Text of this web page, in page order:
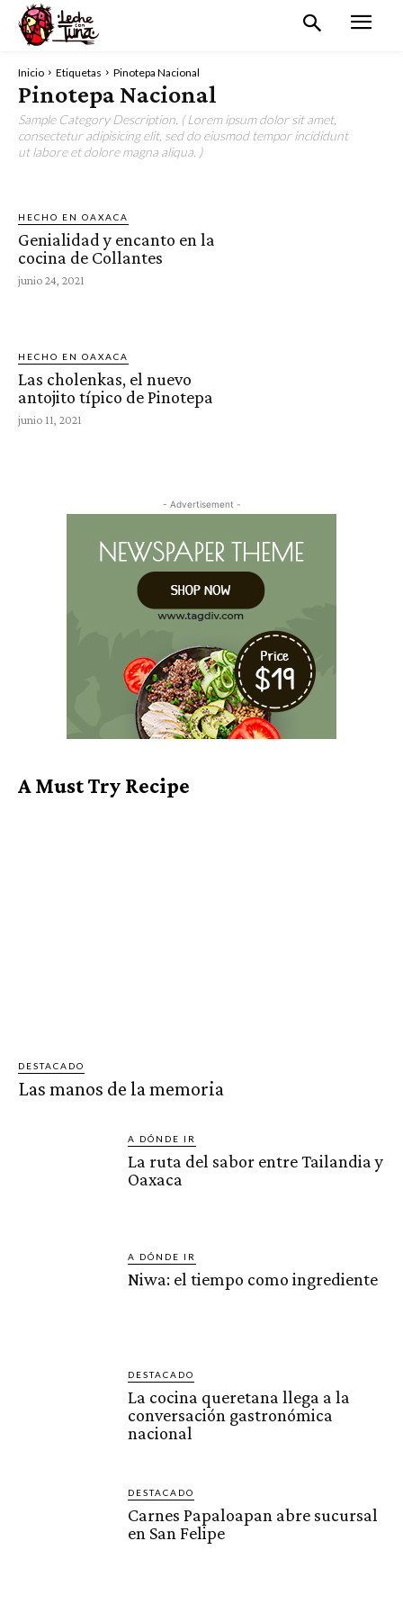
Inicio Etiquetas Pinotepa Nacional
Pinotepa Nacional
Sample Category Description. ( Lorem ipsum dolor sit amet,
consectetur adipisicing elit, sed do eiusmod tempor incididunt
ut labore et dolore magna aliqua. )
HECHO EN OAXACA
Genialidad y encanto en la
cocina de Collantes
junio 24, 2021
HECHO EN OAXACA
Las cholenkas, el nuevo
antojito típico de Pinotepa
junio 11, 2021
- Advertisement -
A Must Try Recipe
DESTACADO
Las manos de la memoria
A DÓNDE IR
La ruta del sabor entre Tailandia y
Oaxaca
A DÓNDE IR
Niwa: el tiempo como ingrediente
DESTACADO
La cocina queretana llega a la
conversación gastronómica
nacional
DESTACADO
Carnes Papaloapan abre sucursal
en San Felipe